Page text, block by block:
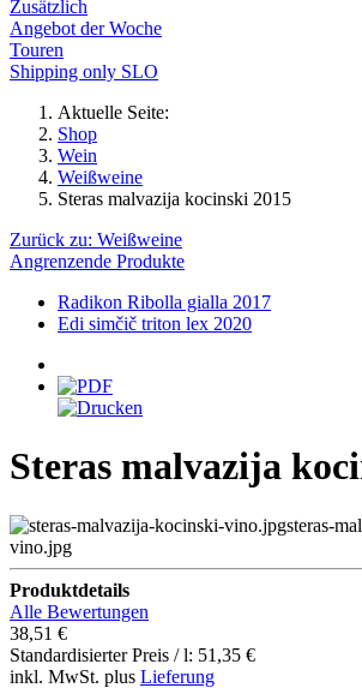
Zusätzlich
Angebot der Woche
Touren
Shipping only SLO
Aktuelle Seite:
Shop
Wein
Weißweine
Steras malvazija kocinski 2015
Zurück zu: Weißweine
Angrenzende Produkte
Radikon Ribolla gialla 2017
Edi simčič triton lex 2020
Steras malvazija
steras-
vino.jpg
Produktdetails
Alle Bewertungen
38,51 €
Standardisierter Preis / l: 51,35 €
inkl. MwSt. plus Lieferung